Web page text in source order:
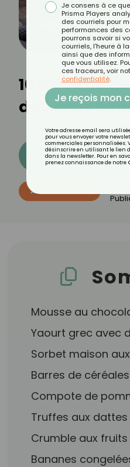
10 idées de
délicieux
Découvrez les 11
ALIMENTATION
Mousse au
Yaourt grec avec
Sorbet maison
Barres de
Compote de
Truffes aux dattes
Crumble aux
Bananes
Je consens à ce
Prisma Players
des courriels pour
performances des
pourrons savoir si
courriels, l'heure à
ainsi que des
que vous utilisez.
ces traceurs, voir
confidentialité.
Je reçois mon
Votre adresse email sera
pour vous envoyer votre
commerciales personnalisées.
désinscrire en utilisant le lien
dans la newsletter. Pour en
prenez connaissance de notre